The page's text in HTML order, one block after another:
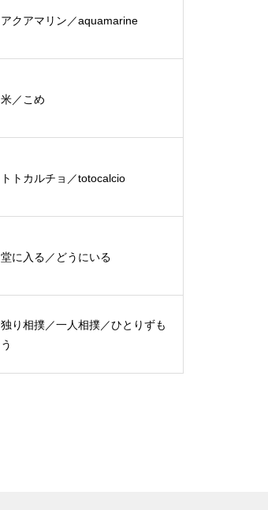
アクアマリン／aquamarine
米／こめ
トトカルチョ／totocalcio
堂に入る／どうにいる
独り相撲／一人相撲／ひとりずも
う